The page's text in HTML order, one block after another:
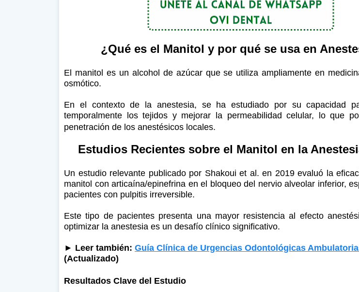
¿Qué es el Manitol y por qué se usa en
El manitol es un alcohol de azúcar que se utiliza ampliamente en
osmótico.
En el contexto de la anestesia, se ha estudiado por su capacidad
temporalmente los tejidos y mejorar la permeabilidad celular, lo que
penetración de los anestésicos locales.
Estudios Recientes sobre el Manitol en la
Un estudio relevante publicado por Shakoui et al. en 2019 evaluó la
manitol con articaína/epinefrina en el bloqueo del nervio alveolar inferior,
pacientes con pulpitis irreversible.
Este tipo de pacientes presenta una mayor resistencia al efecto
optimizar la anestesia es un desafío clínico significativo.
► Leer también: Guía Clínica de Urgencias Odontológicas
(Actualizado)
Resultados Clave del Estudio